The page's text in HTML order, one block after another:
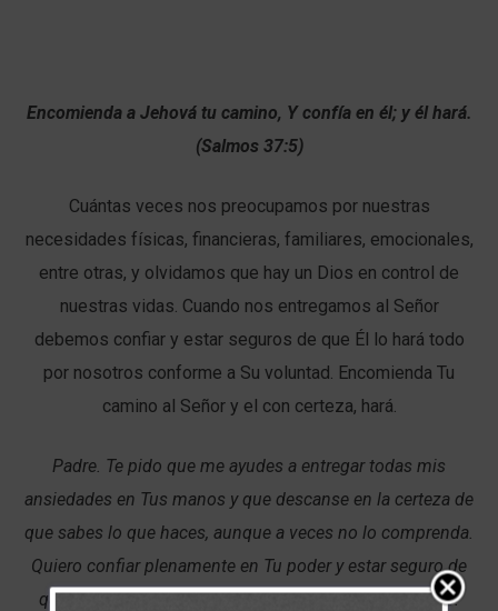
Encomienda a Jehová tu camino, Y confía en él; y él hará.
(Salmos 37:5)
Cuántas veces nos preocupamos por nuestras
necesidades físicas, financieras, familiares, emocionales,
entre otras, y olvidamos que hay un Dios en control de
nuestras vidas. Cuando nos entregamos al Señor
debemos confiar y estar seguros de que Él lo hará todo
por nosotros conforme a Su voluntad. Encomienda Tu
camino al Señor y el con certeza, hará.
Padre. Te pido que me ayudes a entregar todas mis
ansiedades en Tus manos y que descanse en la certeza de
que sabes lo que haces, aunque a veces no lo comprenda.
Quiero confiar plenamente en Tu poder y estar seguro de
que puedes hacer más de lo que pido, pienso o sueño.